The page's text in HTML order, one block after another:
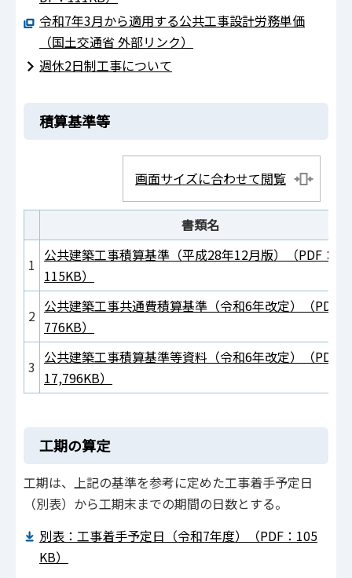
令和7年3月から適用する公共工事設計労務単価
（国土交通省 外部リンク）
週休2日制工事について
積算基準等
画面サイズに合わせて閲覧
書類名
1
公共建築工事積算基準（平成28年12月版）（PDF：
115KB）
2
公共建築工事共通費積算基準（令和6年改定）（PDF：
776KB）
3
公共建築工事積算基準等資料（令和6年改定）（PDF：
17,796KB）
工期の算定
工期は、上記の基準を参考に定めた工事着手予定日
（別表）から工期末までの期間の日数とする。
別表：工事着手予定日（令和7年度）（PDF：105
KB）